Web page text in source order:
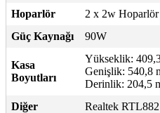
Hoparlör
2 x 2w Hoparlör
Güç Kaynağı
90W
Kasa
Boyutları
Yükseklik:
Genişlik: 540,8
Derinlik: 204,5
Diğer
Realtek